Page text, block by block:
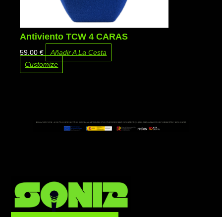
Antiviento TCW 4 CARAS
59,00€
Añadir A La Cesta
Customize